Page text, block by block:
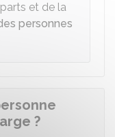
et de la
personnes
?